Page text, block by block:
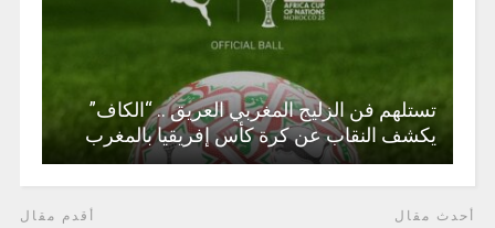
تستلهم فن الزليج المغربي العريق .. “الكاف”
يكشف النقاب عن كرة كأس إفريقيا بالمغرب
أحدث مقال أقدم مقال